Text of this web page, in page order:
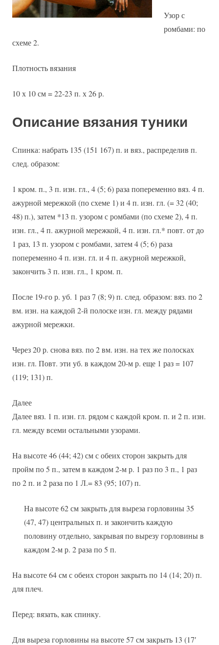
Узор с
ромбами: по
схеме 2.
Плотность вязания
10 х 10 см = 22-23 п. х 26 р.
Описание вязания туники
Спинка: набрать 135 (151 167) п. и вяз., распределив п.
след. образом:
1 кром. п., 3 п. изн. гл., 4 (5; 6) раза попеременно вяз. 4 п.
ажурной мережкой (по схеме 1) и 4 п. изн. гл. (= 32 (40;
48) п.), затем *13 п. узором с ромбами (по схеме 2), 4 п.
изн. гл., 4 п. ажурной мережкой, 4 п. изн. гл.* повт. от до
1 раз, 13 п. узором с ромбами, затем 4 (5; 6) раза
попеременно 4 п. изн. гл. и 4 п. ажурной мережкой,
закончить 3 п. изн. гл., 1 кром. п.
После 19-го р. уб. 1 раз 7 (8; 9) п. след. образом: вяз. по 2
вм. изн. на каждой 2-й полоске изн. гл. между рядами
ажурной мережки.
Через 20 р. снова вяз. по 2 вм. изн. на тех же полосках
изн. гл. Повт. эти уб. в каждом 20-м р. еще 1 раз = 107
(119; 131) п.
Далее
Далее вяз. 1 п. изн. гл. рядом с каждой кром. п. и 2 п. изн.
гл. между всеми остальными узорами.
На высоте 46 (44; 42) см с обеих сторон закрыть для
пройм по 5 п., затем в каждом 2-м р. 1 раз по 3 п., 1 раз
по 2 п. и 2 раза по 1 Л.= 83 (95; 107) п.
На высоте 62 см закрыть для выреза горловины 35
(47, 47) центральных п. и закончить каждую
половину отдельно, закрывая по вырезу горловины в
каждом 2-м р. 2 раза по 5 п.
На высоте 64 см с обеих сторон закрыть по 14 (14; 20) п.
для плеч.
Перед: вязать, как спинку.
Для выреза горловины на высоте 57 см закрыть 13 (17′